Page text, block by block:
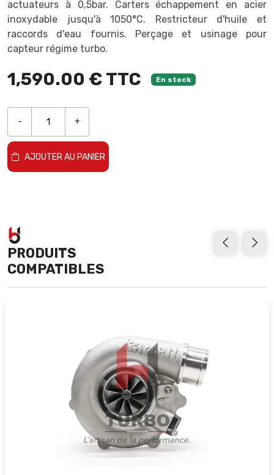
actuateurs à 0,5bar. Carters échappement en acier
inoxydable jusqu'à 1050°C. Restricteur d'huile et
raccords d'eau fournis. Perçage et usinage pour
capteur régime turbo.
1,590.00 € TTC En stock
- +
AJOUTER AU PANIER
PRODUITS
COMPATIBLES